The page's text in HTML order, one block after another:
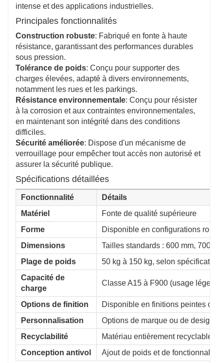
intense et des applications industrielles.
Principales fonctionnalités
Construction robuste: Fabriqué en fonte à haute
résistance, garantissant des performances durables
sous pression.
Tolérance de poids: Conçu pour supporter des
charges élevées, adapté à divers environnements,
notamment les rues et les parkings.
Résistance environnementale: Conçu pour résister
à la corrosion et aux contraintes environnementales,
en maintenant son intégrité dans des conditions
difficiles.
Sécurité améliorée: Dispose d'un mécanisme de
verrouillage pour empêcher tout accès non autorisé et
assurer la sécurité publique.
Spécifications détaillées
Fonctionnalité
Détails
Matériel
Fonte de qualité supérieure
Forme
Disponible en configurations
Dimensions
Tailles standards : 600 mm, 700
Plage de poids
50 kg à 150 kg, selon
Capacité de
charge
Classe A15 à F900 (usage léger
Options de finition
Disponible en finitions peintes
Personnalisation
Options de marque ou de
Recyclabilité
Matériau entièrement recyclable
Conception antivol
Ajout de poids et de